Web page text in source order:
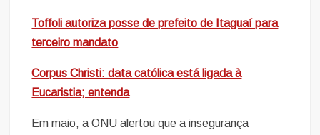
Toffoli autoriza posse de prefeito de Itaguaí para
terceiro mandato
Corpus Christi: data católica está ligada à
Eucaristia; entenda
Em maio, a ONU alertou que a insegurança